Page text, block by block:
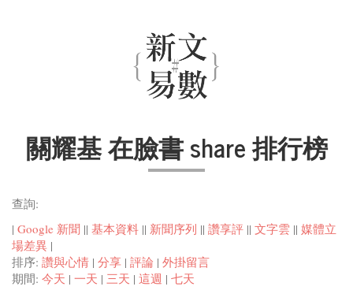
關耀基 在臉書 share 排行榜
查詢:
| Google 新聞 || 基本資料 || 新聞序列 || 讚享評 || 文字雲 || 媒體立
場差異 |
排序: 讚與心情 | 分享 | 評論 | 外掛留言
期間: 今天 | 一天 | 三天 | 這週 | 七天